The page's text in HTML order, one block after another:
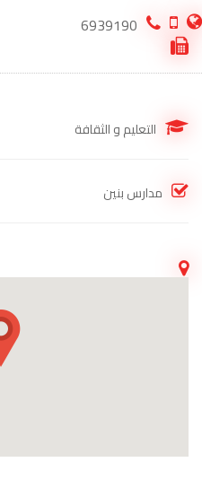
6939190
التعليم و الثقافة
مدارس بنين